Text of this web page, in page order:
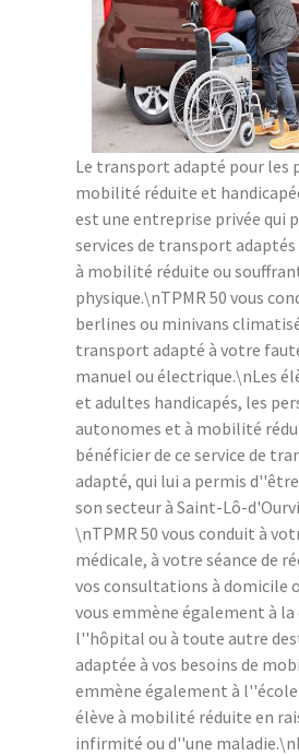
Le transport adapté pour les
mobilité réduite et
est une entreprise privée qui
services de transport adaptés
à mobilité réduite ou
physique.\nTPMR 50 vous
berlines ou minivans
transport adapté à votre
manuel ou électrique.\nLes
et adultes handicapés, les
autonomes et à mobilité
bénéficier de ce service de
adapté, qui lui a permis
son secteur à Saint-Lô-
\nTPMR 50 vous conduit à
médicale, à votre séance de
vos consultations à domicile
vous emmène également à la
l''hôpital ou à toute autre
adaptée à vos besoins de
emmène également à l''école
élève à mobilité réduite en
infirmité ou d''une